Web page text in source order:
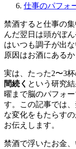
仕事のパフォ
禁酒すると仕事の
んだ翌日は頭がぼ
はいつも調子が出
原因はお酒にあるか
実は、たった2〜3
間続く という研究
曜まで脳のパフォ
す。この記事では
な変化をもたらす
お伝えします。
禁酒で浮いたお金